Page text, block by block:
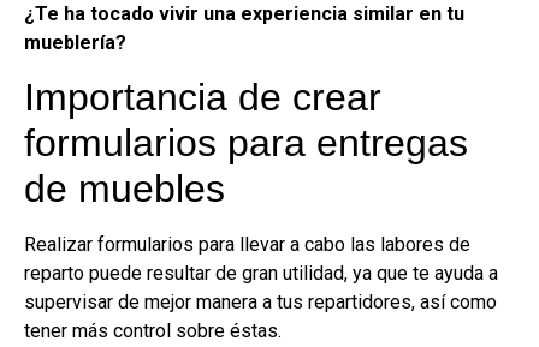
¿Te ha tocado vivir una experiencia similar en tu
mueblería?
Importancia de crear
formularios para entregas
de muebles
Realizar formularios para llevar a cabo las labores de
reparto puede resultar de gran utilidad, ya que te ayuda a
supervisar de mejor manera a tus repartidores, así como
tener más control sobre éstas.